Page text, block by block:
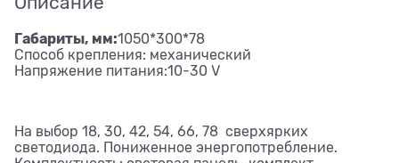
Габариты, мм:1050*300*78
Способ крепления: механический
Напряжение питания:10-30 V
На выбор 18, 30, 42, 54, 66, 78 сверхярких
светодиода. Пониженное энергопотребление.